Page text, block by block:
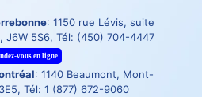
: 1150 rue Lévis, suite
J6W 5S6, Tél: (450) 704-4447
vous en ligne
: 1140 Beaumont, Mont-
Tél: 1 (877) 672-9060